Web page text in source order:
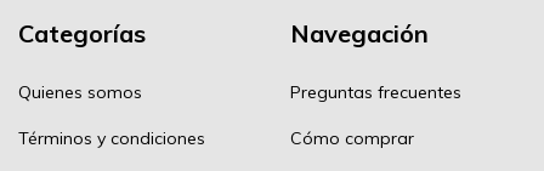
Categorías
Quienes somos
Términos y condiciones
Navegación
Preguntas frecuentes
Cómo comprar